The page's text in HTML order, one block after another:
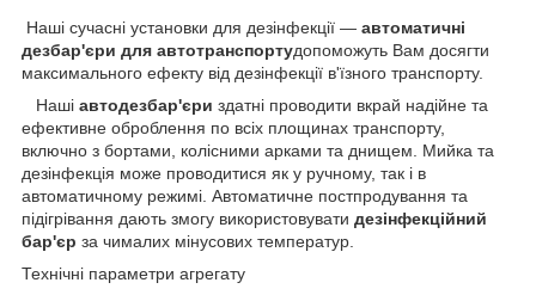
Наші сучасні установки для дезінфекції — автоматичні
дезбар'єри для автотранспортудопоможуть Вам досягти
максимального ефекту від дезінфекції в'їзного транспорту.
Наші автодезбар'єри здатні проводити вкрай надійне та
ефективне оброблення по всіх площинах транспорту,
включно з бортами, колісними арками та днищем. Мийка та
дезінфекція може проводитися як у ручному, так і в
автоматичному режимі. Автоматичне постпродування та
підігрівання дають змогу використовувати дезінфекційний
бар'єр за чималих мінусових температур.
Технічні параметри агрегату